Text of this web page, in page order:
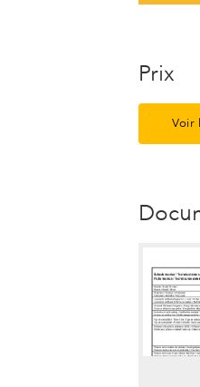
Prix
Voir